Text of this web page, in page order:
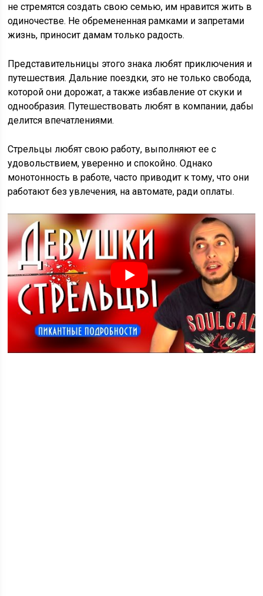
не стремятся создать свою семью, им нравится жить в
одиночестве. Не обремененная рамками и запретами
жизнь, приносит дамам только радость.
Представительницы этого знака любят приключения и
путешествия. Дальние поездки, это не только свобода,
которой они дорожат, а также избавление от скуки и
однообразия. Путешествовать любят в компании, дабы
делится впечатлениями.
Стрельцы любят свою работу, выполняют ее с
удовольствием, уверенно и спокойно. Однако
монотонность в работе, часто приводит к тому, что они
работают без увлечения, на автомате, ради оплаты.